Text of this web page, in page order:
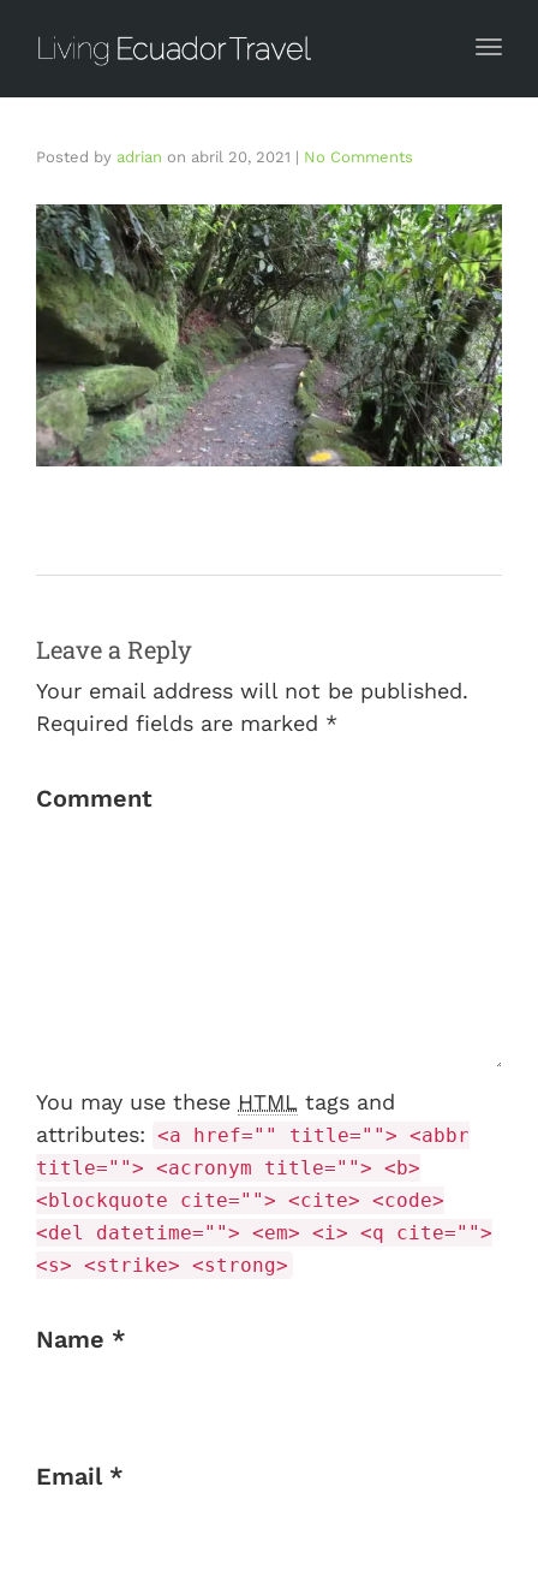
Posted by adrian on abril 20, 2021 | No Comments
Leave a Reply
Your email address will not be published.
Required fields are marked *
Comment
You may use these HTML tags and
attributes: <a href="" title=""> <abbr
title=""> <acronym title=""> <b>
<blockquote cite=""> <cite> <code>
<del datetime=""> <em> <i> <q cite="">
<s> <strike> <strong>
Name *
Email *